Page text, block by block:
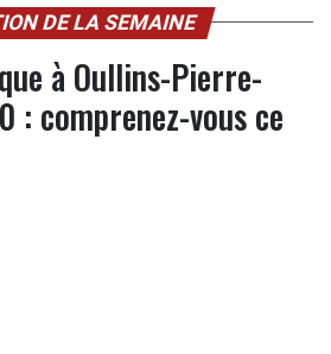
DE LA SEMAINE
à Oullins-Pierre-
: comprenez-vous ce